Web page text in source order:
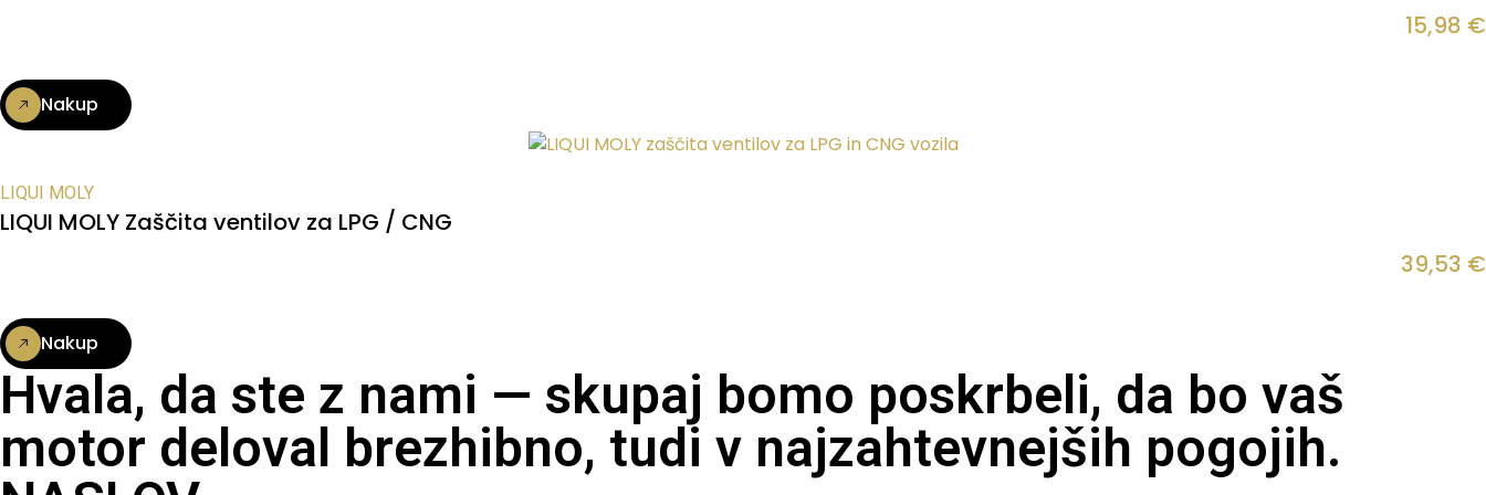
15,98 €
Nakup
LIQUI MOLY
LIQUI MOLY Zaščita ventilov za LPG / CNG
39,53 €
Nakup
Hvala, da ste z nami — skupaj bomo poskrbeli, da bo vaš
motor deloval brezhibno, tudi v najzahtevnejših pogojih.